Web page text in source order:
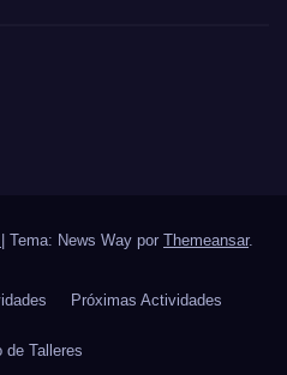
Tema: News Way por Themeansar.
Próximas Actividades
de Talleres